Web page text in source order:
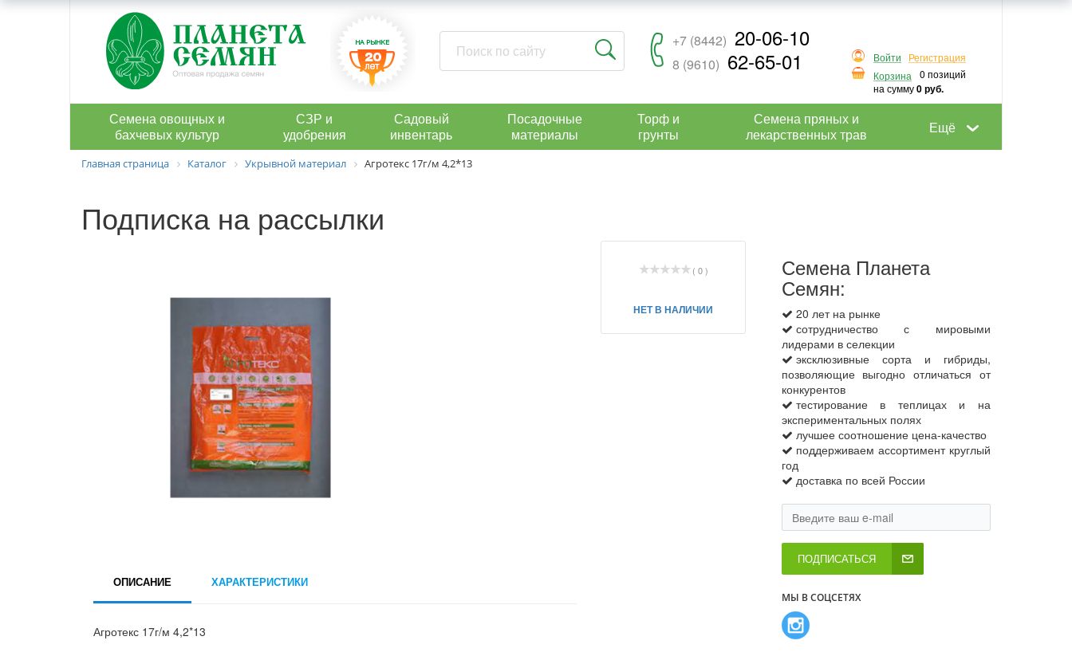
+7 (8442) 20-06-10
8 (9610) 62-65-01 Войти
Регистрация
Корзина
0 позиций
на сумму0 руб.
Семена овощных и
бахчевых культур
СЗР и
удобрения
Садовый
инвентарь
Посадочные
материалы
Торф и
грунты
Семена пряных и
лекарственных трав
Ещё
Главная страница Каталог Укрывной материал Агротекс 17г/м 4,2*13
Подписка на рассылки
( 0 )
НЕТ В НАЛИЧИИ
ОПИСАНИЕ ХАРАКТЕРИСТИКИ
Агротекс 17г/м 4,2*13
Семена Планета
Семян:
20 лет на рынке
сотрудничество с мировыми
лидерами в селекции
эксклюзивные сорта и гибриды,
позволяющие выгодно отличаться от
конкурентов
тестирование в теплицах и на
экспериментальных полях
лучшее соотношение цена-качество
поддерживаем ассортимент круглый
год
доставка по всей России
ПОДПИСАТЬСЯ
МЫ В СОЦСЕТЯХ